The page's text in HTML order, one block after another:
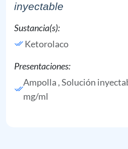
inyectable
Sustancia(s):
Ketorolaco
Presentaciones:
Ampolla , Solución
mg/ml